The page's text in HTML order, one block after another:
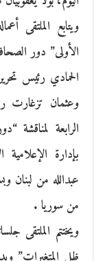
ويتابع الملتقى
الأولى” دور
الحمادي رئيس
الرابعة لمناقشة
بإدارة
عبدالله من لبنان
من سوريا .
ويختتم الملتقى